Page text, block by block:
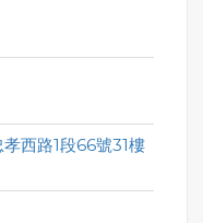
西路1段66號31樓